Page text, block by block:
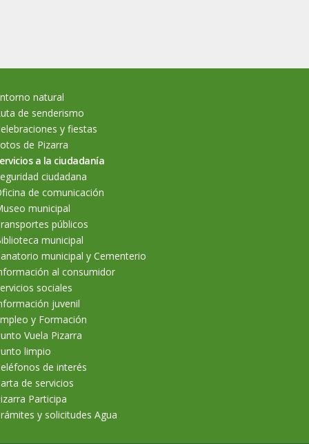
natural
de senderismo
y fiestas
de Pizarra
a la ciudadanía
ciudadana
de comunicación
municipal
públicos
municipal
municipal y Cementerio
al consumidor
sociales
juvenil
y Formación
Vuela Pizarra
limpio
de interés
de servicios
Participa
y solicitudes Agua